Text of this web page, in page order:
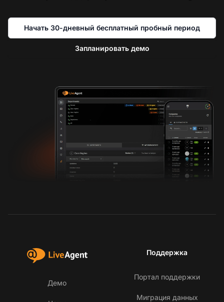
Начать 30-дневный бесплатный пробный период
Запланировать демо
Демо
Поддержка
Портал поддержки
Миграция данных